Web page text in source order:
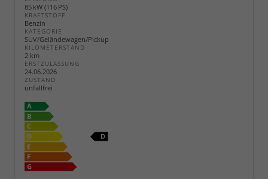
85 kW (116 PS)
KRAFTSTOFF
Benzin
KATEGORIE
SUV/Geländewagen/Pickup
KILOMETERSTAND
2 km
ERSTZULASSUNG
24.06.2026
ZUSTAND
unfallfrei